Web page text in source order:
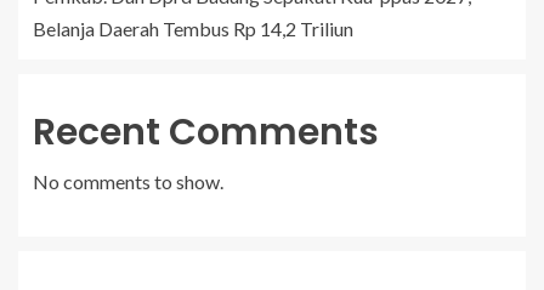
Belanja Daerah Tembus Rp 14,2 Triliun
Recent Comments
No comments to show.